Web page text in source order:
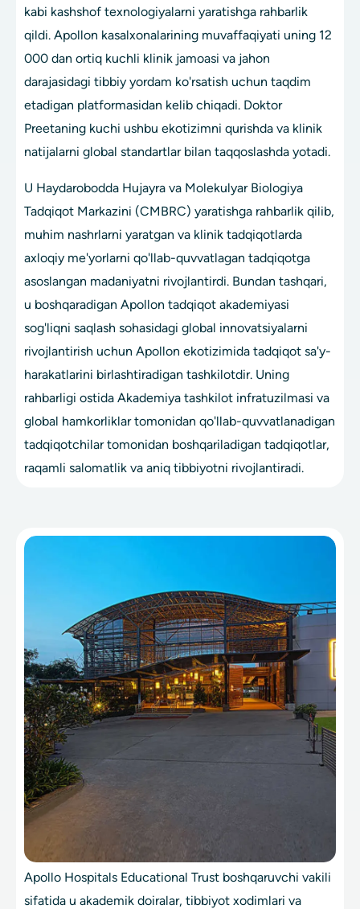
kabi kashshof texnologiyalarni yaratishga rahbarlik
qildi. Apollon kasalxonalarining muvaffaqiyati uning 12
000 dan ortiq kuchli klinik jamoasi va jahon
darajasidagi tibbiy yordam ko'rsatish uchun taqdim
etadigan platformasidan kelib chiqadi. Doktor
Preetaning kuchi ushbu ekotizimni qurishda va klinik
natijalarni global standartlar bilan taqqoslashda yotadi.
U Haydarobodda Hujayra va Molekulyar Biologiya
Tadqiqot Markazini (CMBRC) yaratishga rahbarlik qilib,
muhim nashrlarni yaratgan va klinik tadqiqotlarda
axloqiy me'yorlarni qo'llab-quvvatlagan tadqiqotga
asoslangan madaniyatni rivojlantirdi. Bundan tashqari,
u boshqaradigan Apollon tadqiqot akademiyasi
sog'liqni saqlash sohasidagi global innovatsiyalarni
rivojlantirish uchun Apollon ekotizimida tadqiqot sa'y-
harakatlarini birlashtiradigan tashkilotdir. Uning
rahbarligi ostida Akademiya tashkilot infratuzilmasi va
global hamkorliklar tomonidan qo'llab-quvvatlanadigan
tadqiqotchilar tomonidan boshqariladigan tadqiqotlar,
raqamli salomatlik va aniq tibbiyotni rivojlantiradi.
Apollo Hospitals Educational Trust boshqaruvchi vakili
sifatida u akademik doiralar, tibbiyot xodimlari va